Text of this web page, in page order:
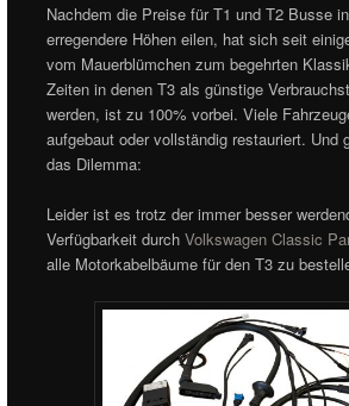
Nachdem die Preise für T1 und T2 Busse
erregendere Höhen eilen, hat sich seit
vom Mauerblümchen zum begehrten
Zeiten in denen T3 als günstige
werden, ist zu 100% vorbei. Viele
aufgebaut oder vollständig restauriert. Und
das Dilemma:
Leider ist es trotz der immer besser
Verfügbarkeit durchVolkswagen Classic
alle Motorkabelbäume für den T3 zu